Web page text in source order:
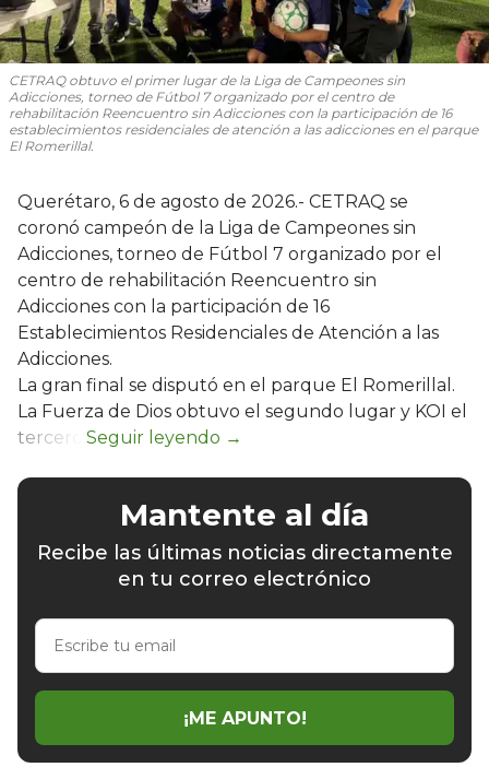
CETRAQ obtuvo el primer lugar de la Liga de Campeones sin
Adicciones, torneo de Fútbol 7 organizado por el centro de
rehabilitación Reencuentro sin Adicciones con la participación de 16
establecimientos residenciales de atención a las adicciones en el parque
El Romerillal.
Querétaro, 6 de agosto de 2026.- CETRAQ se
coronó campeón de la Liga de Campeones sin
Adicciones, torneo de Fútbol 7 organizado por el
centro de rehabilitación Reencuentro sin
Adicciones con la participación de 16
Establecimientos Residenciales de Atención a las
Adicciones.
La gran final se disputó en el parque El Romerillal.
La Fuerza de Dios obtuvo el segundo lugar y KOI el
tercero.
Mantente al día
Recibe las últimas noticias directamente
en tu correo electrónico
Escribe
email
¡ME APUNTO!